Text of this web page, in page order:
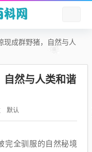
现成群野猪，自然与人
自然与人类和谐
默认
完全驯服的自然秘境